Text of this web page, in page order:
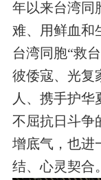
年以来台湾同
难、用鲜血和
台湾同胞“救
彼倭寇、光复
人、携手护华
不屈抗日斗争
增底气，也进
结、心灵契合。